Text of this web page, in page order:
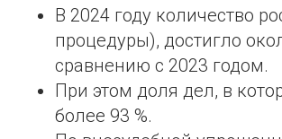
В 2024 году количество
процедуры), достигло
сравнению с 2023 годом.
При этом доля дел, в
более 93 %.